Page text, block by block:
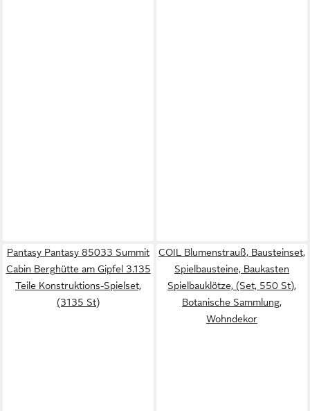
Pantasy Pantasy 85033 Summit
Cabin Berghütte am Gipfel 3.135
Teile Konstruktions-Spielset,
(3135 St)
COIL Blumenstrauß, Bausteinset,
Spielbausteine, Baukasten
Spielbauklötze, (Set, 550 St),
Botanische Sammlung,
Wohndekor